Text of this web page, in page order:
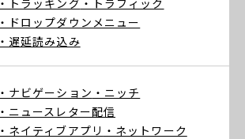
・トラッキング ・トラフィック
・ドロップダウンメニュー
・遅延読み込み
・ナビゲーション ・ニッチ
・ニュースレター配信
・ネイティブアプリ ・ネットワーク